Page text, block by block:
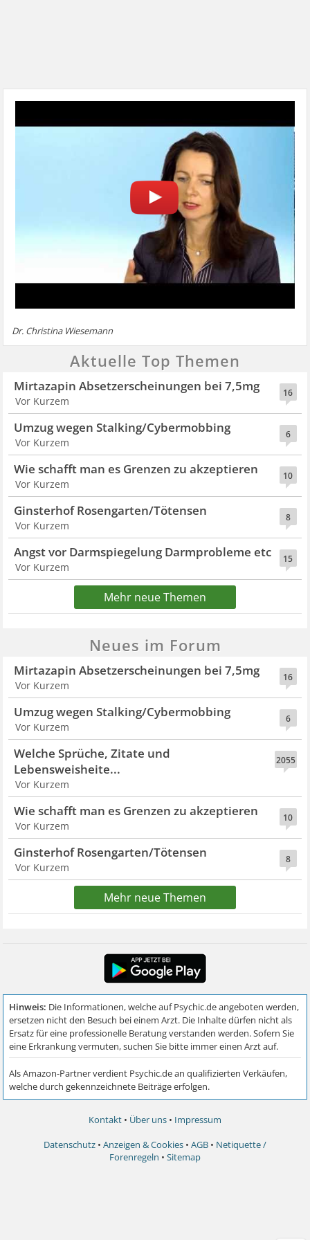
Dr. Christina Wiesemann
Aktuelle Top Themen
16
Mirtazapin Absetzerscheinungen bei 7,5mg
Vor Kurzem
6
Umzug wegen Stalking/Cybermobbing
Vor Kurzem
10
Wie schafft man es Grenzen zu akzeptieren
Vor Kurzem
8
Ginsterhof Rosengarten/Tötensen
Vor Kurzem
15
Angst vor Darmspiegelung Darmprobleme etc
Vor Kurzem
Mehr neue Themen
Neues im Forum
16
Mirtazapin Absetzerscheinungen bei 7,5mg
Vor Kurzem
6
Umzug wegen Stalking/Cybermobbing
Vor Kurzem
2055
Welche Sprüche, Zitate und
Lebensweisheite...
Vor Kurzem
10
Wie schafft man es Grenzen zu akzeptieren
Vor Kurzem
8
Ginsterhof Rosengarten/Tötensen
Vor Kurzem
Mehr neue Themen
Kontakt • Über uns • Impressum
Datenschutz • Anzeigen & Cookies • AGB • Netiquette /
Forenregeln • Sitemap